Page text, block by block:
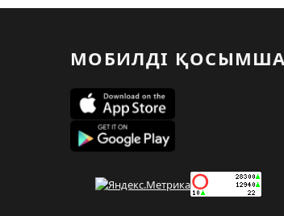
МОБИЛДІ ҚОСЫМША